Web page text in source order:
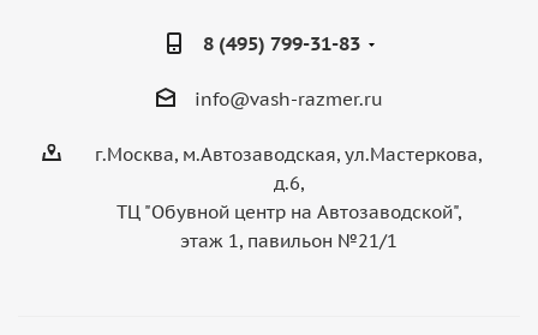
8 (495) 799-31-83
info@vash-razmer.ru
г.Москва, м.Автозаводская, ул.Мастеркова,
д.6,
ТЦ "Обувной центр на Автозаводской",
этаж 1, павильон №21/1